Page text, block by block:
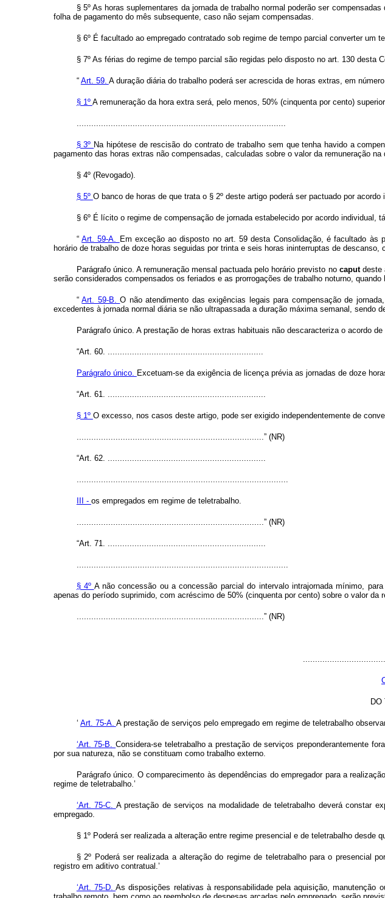
§ 5º As horas suplementares da jornada de trabalho normal poderão ser
folha de pagamento do mês subsequente, caso não sejam compensadas.
§ 6º É facultado ao empregado contratado sob regime de tempo parcial converter um
§ 7º As férias do regime de tempo parcial são regidas pelo disposto no art. 130 desta
“ Art. 59. A duração diária do trabalho poderá ser acrescida de horas extras, em
§ 1º A remuneração da hora extra será, pelo menos, 50% (cinquenta por cento)
......................................................................................
§ 3º Na hipótese de rescisão do contrato de trabalho sem que tenha havido a
pagamento das horas extras não compensadas, calculadas sobre o valor da remuneração na
§ 4º (Revogado).
§ 5º O banco de horas de que trata o § 2º deste artigo poderá ser pactuado por
§ 6º É lícito o regime de compensação de jornada estabelecido por acordo individual,
“Art. 59-A. Em exceção ao disposto no art. 59 desta Consolidação, é facultado às
horário de trabalho de doze horas seguidas por trinta e seis horas ininterruptas de
Parágrafo único. A remuneração mensal pactuada pelo horário previsto no caput deste
serão considerados compensados os feriados e as prorrogações de trabalho noturno,
“Art. 59-B.O não atendimento das exigências legais para compensação de
excedentes à jornada normal diária se não ultrapassada a duração máxima semanal, sendo
Parágrafo único. A prestação de horas extras habituais não descaracteriza o acordo
“Art. 60. ................................................................
Parágrafo único. Excetuam-se da exigência de licença prévia as jornadas de doze
“Art. 61. .................................................................
§ 1º O excesso, nos casos deste artigo, pode ser exigido independentemente de
.............................................................................” (NR)
“Art. 62. .................................................................
.......................................................................................
III - os empregados em regime de teletrabalho.
.............................................................................” (NR)
“Art. 71. .................................................................
.......................................................................................
§ 4º A não concessão ou a concessão parcial do intervalo intrajornada mínimo,
apenas do período suprimido, com acréscimo de 50% (cinquenta por cento) sobre o valor da
.............................................................................” (NR)
DO
‘ Art. 75-A. A prestação de serviços pelo empregado em regime de teletrabalho
‘Art. 75-B.Considera-se teletrabalho a prestação de serviços preponderantemente
por sua natureza, não se constituam como trabalho externo.
Parágrafo único. O comparecimento às dependências do empregador para a
regime de teletrabalho.’
‘Art. 75-C. A prestação de serviços na modalidade de teletrabalho deverá constar
empregado.
§ 1º Poderá ser realizada a alteração entre regime presencial e de teletrabalho
§ 2º Poderá ser realizada a alteração do regime de teletrabalho para o presencial
registro em aditivo contratual.’
‘Art. 75-D.As disposições relativas à responsabilidade pela aquisição, manutenção